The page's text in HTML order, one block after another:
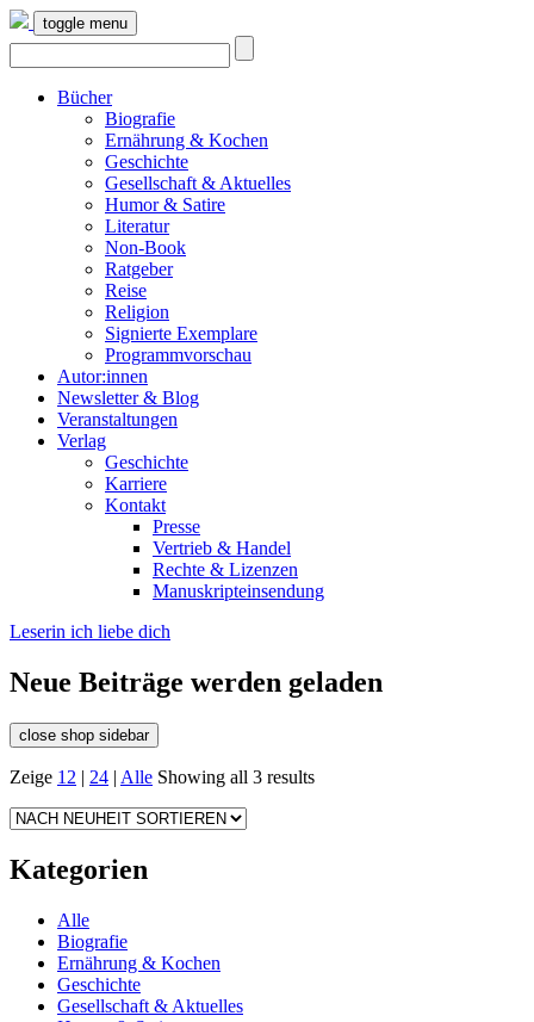
toggle menu
Bücher
Biografie
Ernährung & Kochen
Geschichte
Gesellschaft & Aktuelles
Humor & Satire
Literatur
Non-Book
Ratgeber
Reise
Religion
Signierte Exemplare
Programmvorschau
Autor:innen
Newsletter & Blog
Veranstaltungen
Verlag
Geschichte
Karriere
Kontakt
Presse
Vertrieb & Handel
Rechte & Lizenzen
Manuskripteinsendung
Leserin ich liebe dich
Neue Beiträge werden geladen
close shop sidebar
Zeige 12 | 24 | Alle Showing all 3 results
Kategorien
Alle
Biografie
Ernährung & Kochen
Geschichte
Gesellschaft & Aktuelles